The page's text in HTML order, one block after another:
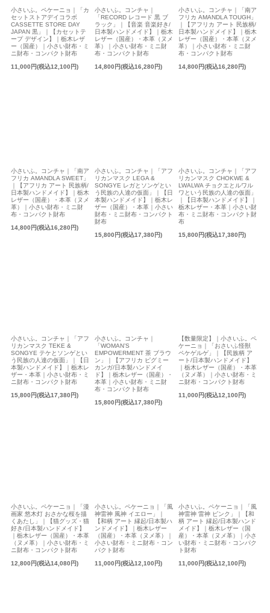
小さいふ。ペケーニョ｜「カ
セットストアデイコラボ
CASSETTE STORE DAY
JAPAN 黒」｜【カセットテ
ープ デザイン】｜栃木レザ
ー（国産）｜小さい財布・ミ
ニ財布・コンパクト財布
11,000円(税込12,100円)
小さいふ。コンチャ｜
「RECORD レコード 黒 ブ
ラック」｜【音楽 音楽好き/
日本製ハンドメイド】｜栃木
レザー（国産）・本革（ヌメ
革）｜小さい財布・ミニ財
布・コンパクト財布
14,800円(税込16,280円)
小さいふ。コンチャ｜「南ア
フリカ AMANDLA TOUGH」
｜【アフリカ アート 民族柄/
日本製ハンドメイド】｜栃木
レザー（国産）・本革（ヌメ
革）｜小さい財布・ミニ財
布・コンパクト財布
14,800円(税込16,280円)
小さいふ。コンチャ｜「南ア
フリカ AMANDLA SWEET」
｜【アフリカ アート 民族柄/
日本製ハンドメイド】｜栃木
レザー（国産）・本革（ヌメ
革）｜小さい財布・ミニ財
布・コンパクト財布
14,800円(税込16,280円)
小さいふ。コンチャ｜「アフ
リカンマスク LEGA &
SONGYE レガとソンゲとい
う民族の人達の仮面」｜【日
本製ハンドメイド】｜栃木レ
ザー（国産）・本革｜小さい
財布・ミニ財布・コンパクト
財布
15,800円(税込17,380円)
小さいふ。コンチャ｜「アフ
リカンマスク CHOKWE &
LWALWA チョクエとルワル
ワという民族の人達の仮面」
｜【日本製ハンドメイド】｜
栃木レザー・本革｜小さい財
布・ミニ財布・コンパクト財
布
15,800円(税込17,380円)
小さいふ。コンチャ｜「アフ
リカンマスク TEKE &
SONGYE テケとソンゲとい
う民族の人達の仮面」｜【日
本製ハンドメイド】｜栃木レ
ザー・本革｜小さい財布・ミ
ニ財布・コンパクト財布
15,800円(税込17,380円)
小さいふ。コンチャ｜
「WOMAN’S
EMPOWERMENT 茶 ブラウ
ン」｜【アフリカ ピグミー
カンガ/日本製ハンドメイ
ド】｜栃木レザー（国産）・
本革｜小さい財布・ミニ財
布・コンパクト財布
15,800円(税込17,380円)
【数量限定】｜小さいふ。ペ
ケーニョ｜「おさいふ怪獣
ペケゲルゲ」｜【民族柄 ア
ート/日本製ハンドメイド】
｜栃木レザー（国産）・本革
（ヌメ革）｜小さい財布・ミ
ニ財布・コンパクト財布
11,000円(税込12,100円)
小さいふ。ペケーニョ｜「漫
画家 悠木灯 おさかな桜を描
くあたし」｜【猫グッズ・猫
好き/日本製ハンドメイド】
｜栃木レザー（国産）・本革
（ヌメ革）｜小さい財布・ミ
ニ財布・コンパクト財布
12,800円(税込14,080円)
小さいふ。ペケーニョ｜「風
神雷神 風神 イエロー」｜
【和柄 アート 縁起/日本製ハ
ンドメイド】｜栃木レザー
（国産）・本革（ヌメ革）｜
小さい財布・ミニ財布・コン
パクト財布
11,000円(税込12,100円)
小さいふ。ペケーニョ｜「風
神雷神 雷神 ピンク」｜【和
柄 アート 縁起/日本製ハンド
メイド】｜栃木レザー（国
産）・本革（ヌメ革）｜小さ
い財布・ミニ財布・コンパク
ト財布
11,000円(税込12,100円)